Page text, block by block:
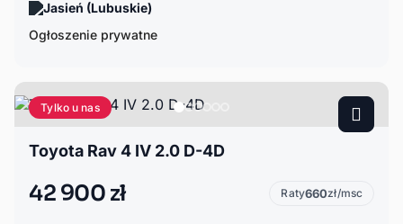
Jasień (Lubuskie)
Ogłoszenie prywatne
Tylko u nas
Toyota Rav 4 IV 2.0 D-4D
42 900 zł Raty660zł/msc